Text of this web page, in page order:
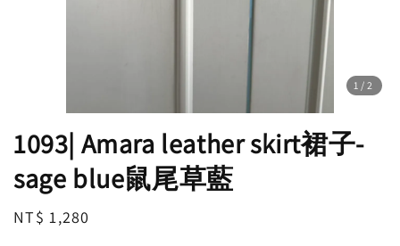
1 /2
1093| Amara leather skirt裙子-
sage blue鼠尾草藍
Regular
NT$ 1,280